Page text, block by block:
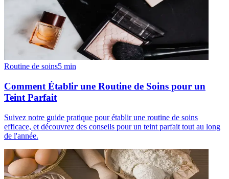
Routine de soins5 min
Comment Établir une Routine de Soins pour un
Teint Parfait
Suivez notre guide pratique pour établir une routine de soins
efficace, et découvrez des conseils pour un teint parfait tout au long
de l'année.